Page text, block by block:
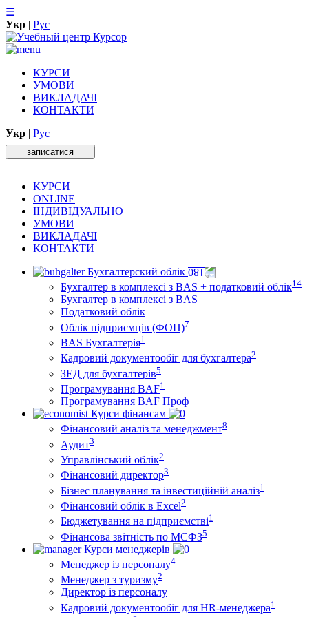
☰
Укр | Рус
КУРСИ
УМОВИ
ВИКЛАДАЧІ
КОНТАКТИ
Укр | Рус
записатися
КУРСИ
ONLINE
ІНДИВІДУАЛЬНО
УМОВИ
ВИКЛАДАЧІ
КОНТАКТИ
Бухгалтерский облік
Бухгалтер в комплексі з BAS + податковий облік14
Бухгалтер в комплексі з BAS
Податковий облік
Облік підприємців (ФОП)7
BAS Бухгалтерія1
Кадровий документообіг для бухгалтера2
ЗЕД для бухгалтерів5
Програмування BAF1
Програмування BAF Проф
Курси фінансам
Фінансовий аналіз та менеджмент8
Аудит3
Управлінський облік2
Фінансовий директор3
Бізнес планування та інвестиційній аналіз1
Фінансовий облiк в Excel2
Бюджетування на підприємстві1
Фінансова звітність по МСФЗ5
Курси менеджерів
Менеджер із персоналу4
Менеджер з туризму2
Директор iз персоналу
Кадровий документообіг для HR-менеджера1